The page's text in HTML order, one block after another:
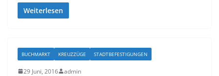
Weiterlesen
BUCHMARKT KREUZZÜGE STADTBEFESTIGUNGEN
29 Juni, 2016 admin